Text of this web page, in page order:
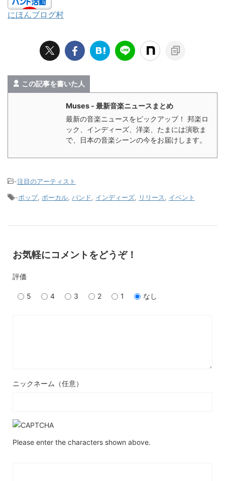
にほんブログ村
この記事を書いた人
Muses - 最新音楽ニュースまとめ
最新の音楽ニュースをピックアップ！ 邦楽ロ
ック、インディーズ、洋楽、たまには演歌ま
で、日本の音楽シーンの今をお届けします。
-注目のアーティスト
-ポップ, ボーカル バンド インディーズ リリース イベント
お気軽にコメントをどうぞ！
評価
5 4 3 2 1 なし
ニックネーム（任意）
Please enter the characters shown above.